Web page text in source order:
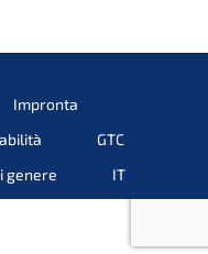
Impronta
GTC
genere
IT